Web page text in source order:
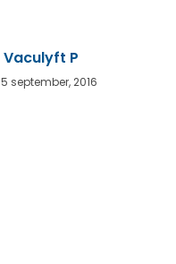
Vaculyft P
5 september, 2016